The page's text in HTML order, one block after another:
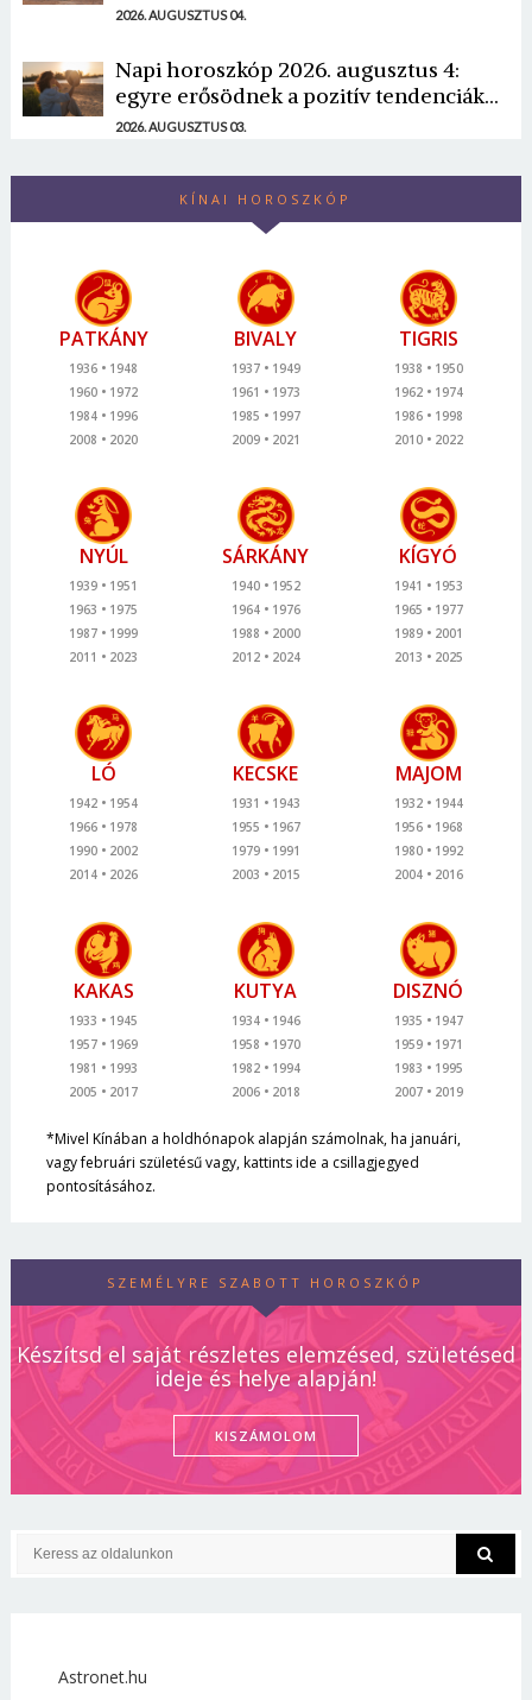
2026. AUGUSZTUS 04.
Napi horoszkóp 2026. augusztus 4:
egyre erősödnek a pozitív tendenciák...
2026. AUGUSZTUS 03.
KÍNAI HOROSZKÓP
PATKÁNY
1936
1948
1960
1972
1984
1996
2008
2020
BIVALY
1937
1949
1961
1973
1985
1997
2009
2021
TIGRIS
1938
1950
1962
1974
1986
1998
2010
2022
NYÚL
1939
1951
1963
1975
1987
1999
2011
2023
SÁRKÁNY
1940
1952
1964
1976
1988
2000
2012
2024
KÍGYÓ
1941
1953
1965
1977
1989
2001
2013
2025
LÓ
1942
1954
1966
1978
1990
2002
2014
2026
KECSKE
1931
1943
1955
1967
1979
1991
2003
2015
MAJOM
1932
1944
1956
1968
1980
1992
2004
2016
KAKAS
1933
1945
1957
1969
1981
1993
2005
2017
KUTYA
1934
1946
1958
1970
1982
1994
2006
2018
DISZNÓ
1935
1947
1959
1971
1983
1995
2007
2019
*Mivel Kínában a holdhónapok alapján számolnak, ha januári,
vagy februári születésű vagy, kattints ide a csillagjegyed
pontosításához.
SZEMÉLYRE SZABOTT HOROSZKÓP
Készítsd el saját részletes elemzésed, születésed
ideje és helye alapján!
KISZÁMOLOM
Astronet.hu